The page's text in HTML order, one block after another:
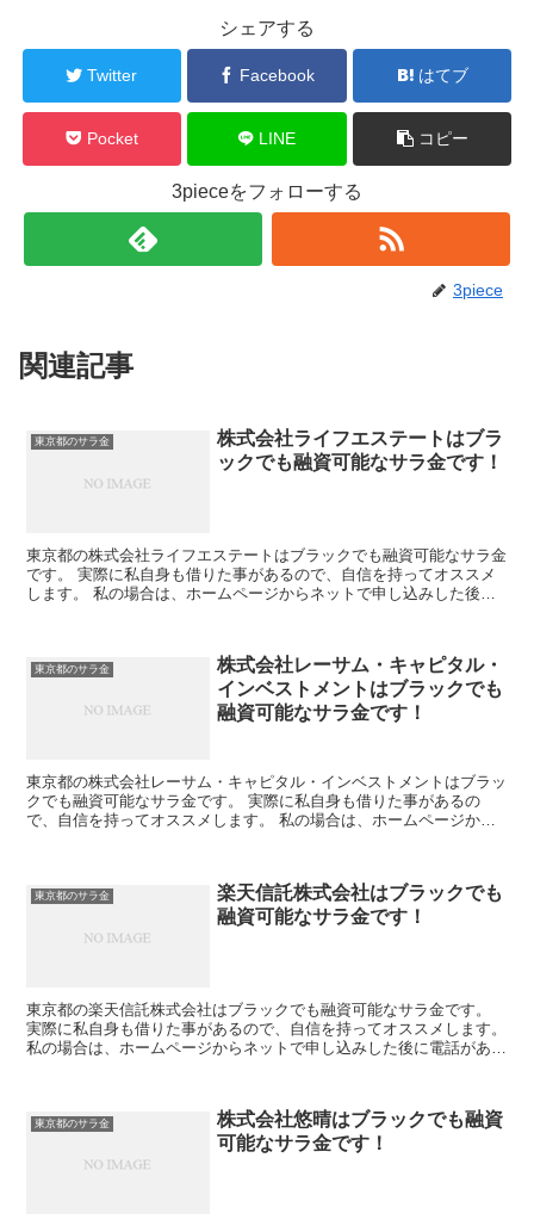
シェアする
Twitter Facebook はてブ
Pocket LINE コピー
3pieceをフォローする
3piece
関連記事
東京都のサラ金
株式会社ライフエステートはブラ
ックでも融資可能なサラ金です！
東京都の株式会社ライフエステートはブラックでも融資可能なサラ金
です。 実際に私自身も借りた事があるので、自信を持ってオススメ
します。 私の場合は、ホームページからネットで申し込みした後に
東京都のサラ金
株式会社レーサム・キャピタル・
インベストメントはブラックでも
融資可能なサラ金です！
東京都の株式会社レーサム・キャピタル・インベストメントはブラッ
クでも融資可能なサラ金です。 実際に私自身も借りた事があるの
で、自信を持ってオススメします。 私の場合は、ホームページから
東京都のサラ金
楽天信託株式会社はブラックでも
融資可能なサラ金です！
東京都の楽天信託株式会社はブラックでも融資可能なサラ金です。
実際に私自身も借りた事があるので、自信を持ってオススメします。
私の場合は、ホームページからネットで申し込みした後に電話があ
東京都のサラ金
株式会社悠晴はブラックでも融資
可能なサラ金です！